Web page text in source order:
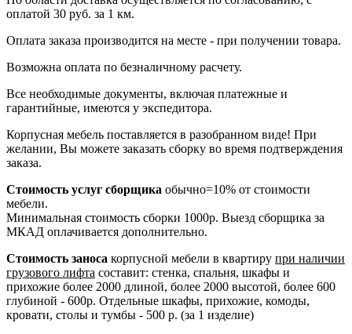
оплатой 30 руб. за 1 км.
Оплата заказа производится на месте - при получении товара.
Возможна оплата по безналичному расчету.
Все необходимые документы, включая платежные и
гарантийные, имеются у экспедитора.
Корпусная мебель поставляется в разобранном виде! При
желании, Вы можете заказать сборку во время подтверждения
заказа.
Стоимость услуг сборщика обычно=10% от стоимости
мебели.
Минимальная стоимость сборки 1000р. Выезд сборщика за
МКАД оплачивается дополнительно.
Стоимость заноса корпусной мебели в квартиру при наличии
грузового лифта составит: стенка, спальня, шкафы и
прихожие более 2000 длиной, более 2000 высотой, более 600
глубиной - 600р. Отдельные шкафы, прихожие, комоды,
кровати, столы и тумбы - 500 р. (за 1 изделие)